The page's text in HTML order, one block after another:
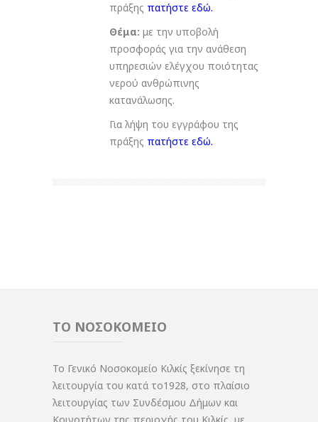
πράξης πατήστε εδώ.
Θέμα: με την υποβολή
προσφοράς για την ανάθεση
υπηρεσιών ελέγχου ποιότητας
νερού ανθρώπινης
κατανάλωσης.
Για λήψη του εγγράφου της
πράξης πατήστε εδώ.
ΤΟ ΝΟΣΟΚΟΜΕΙΟ
Το Γενικό Νοσοκομείο Κιλκίς ξεκίνησε τη
λειτουργία του κατά το1928, στο πλαίσιο
λειτουργίας των Συνδέσμου Δήμων και